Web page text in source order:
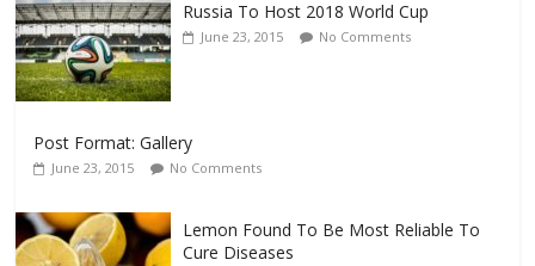
Russia To Host 2018 World Cup
June 23, 2015 No Comments
Post Format: Gallery
June 23, 2015 No Comments
Lemon Found To Be Most Reliable To
Cure Diseases